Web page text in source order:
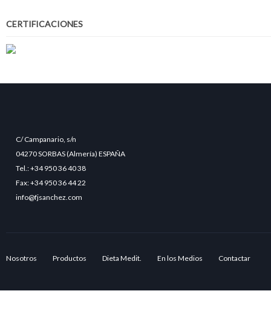
CERTIFICACIONES
C/ Campanario, s/n
04270 SORBAS (Almería) ESPAÑA
Tel.: +34 950 36 40 38
Fax: +34 950 36 44 22
info@fjsanchez.com
Nosotros Productos Dieta Medit. En los Medios Contactar